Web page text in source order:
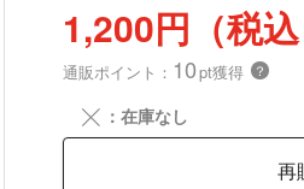
1,200円（税込
通販ポイント： 10pt獲得 ？
╳ ：在庫なし
再